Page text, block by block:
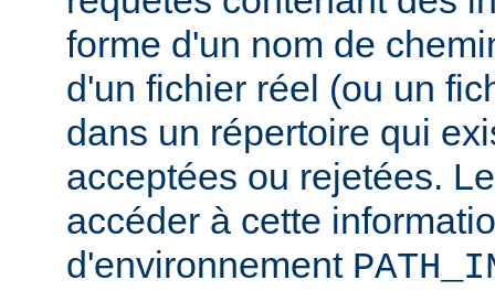
forme d'un nom de
d'un fichier réel (ou un
dans un répertoire qui
acceptées ou rejetées.
accéder à cette
d'environnement